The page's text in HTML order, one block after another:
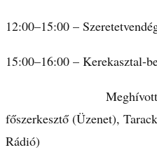
12:00–15:00 –
15:00–16:00 – Kerekasztal-
Meghívottak:
főszerkesztő (Üzenet),
Rádió)